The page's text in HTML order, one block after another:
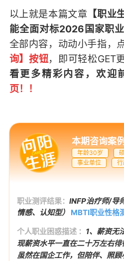
以上就是本篇文章 【职业
能全面对标2026国家职业
全部内容， 动动小手指，
询】按钮，即可轻松GET
看更多精彩内容，欢迎
页！！
本期咨询案例
年龄30岁
事业单位
职业测评结果： INFP治疗师/导
情感、认知型）
MBTI职业性格
个人职业困惑描述 ： 1、薪资无
现薪资水平一直在二十万左右徘
虽然在国企工作，但陪伴、照